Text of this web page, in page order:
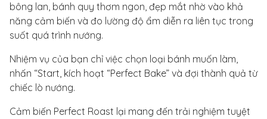
bông lan, bánh quy thơm ngon, đẹp mắt nhờ vào khả
năng cảm biến và đo lường độ ẩm diễn ra liên tục trong
suốt quá trình nướng.
Nhiệm vụ của bạn chỉ việc chọn loại bánh muốn làm,
nhấn “Start, kích hoạt “Perfect Bake” và đợi thành quả từ
chiếc lò nướng.
Cảm biến Perfect Roast lại mang đến trải nghiệm tuyệt